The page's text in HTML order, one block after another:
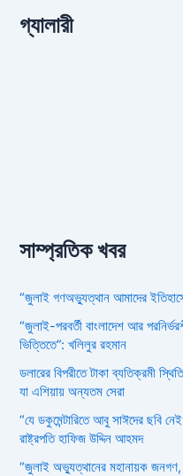
গ্যালারী
সাম্প্রতিক খবর
“জুলাই গণঅভ্যুত্থান আমাদের ইতিহাসে
“জুলাই-পরবর্তী বাংলাদেশ আর
ভিত্তিতে”: খলিলুর রহমান
ডলারের বিপরীতে টাকা ব্যতিক্রমী
যা এশিয়ায় অন্যতম সেরা
“যে ডকুমেন্টারিতে আবু সাঈদের ছবি
রাষ্ট্রপতি হাফিজ উদ্দিন আহমদ
“জুলাই অভ্যুত্থানের মহানায়ক জনগণ,